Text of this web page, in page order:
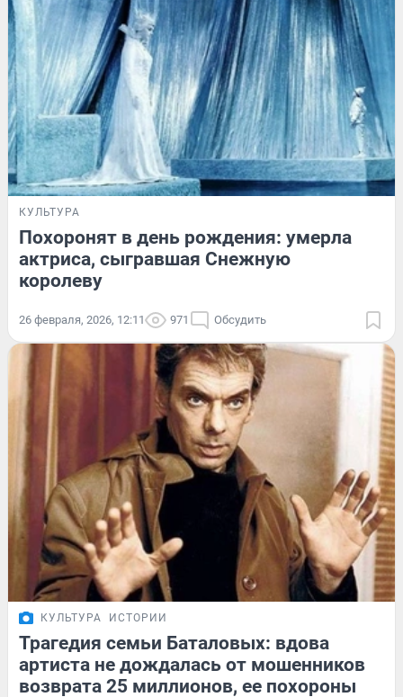
КУЛЬТУРА
Похоронят в день рождения: умерла
актриса, сыгравшая Снежную
королеву
26 февраля, 2026, 12:11 971 Обсудить
КУЛЬТУРА ИСТОРИИ
Трагедия семьи Баталовых: вдова
артиста не дождалась от мошенников
возврата 25 миллионов, ее похороны